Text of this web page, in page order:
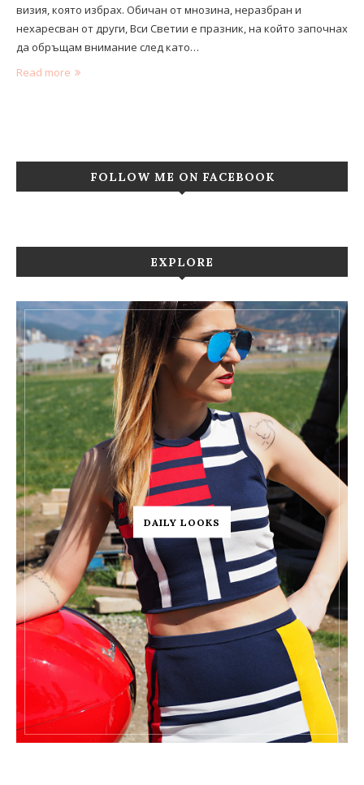
визия, която избрах. Обичан от мнозина, неразбран и
нехаресван от други, Вси Светии е празник, на който започнах
да обръщам внимание след като…
Read more
FOLLOW ME ON FACEBOOK
EXPLORE
DAILY LOOKS